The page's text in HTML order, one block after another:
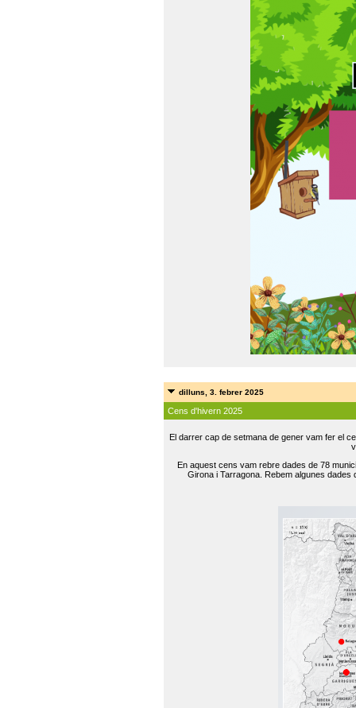
dilluns, 3. febrer 2025
Cens d'hivern 2025
El darrer cap de setmana de gener vam fer el
En aquest cens vam rebre dades de 78
Girona i Tarragona. Rebem algunes